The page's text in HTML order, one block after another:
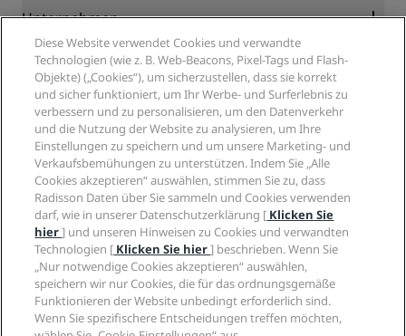
Blog
Neue und aufstrebende Hotels
Radisson Hotels APP
„Sports Approved“-Hotels
Familienfreundliche Hotels
Gesundheit & Sicherheit
Partner
Reisebüros
Unternehmen
Radisson Hotel Group
Medien
Karriere RHG
Karriere PPHE
Karrieren EHL
The Club by RHG
Entwicklungsmöglichkeiten
Responsible Business – Unser Engagement
Einkauf
Rechtliches
Privacy Centre
Rechtliche Hinweise
Radisson Rewards Geschäftsbedingungen
Website-Nutzungsvereinbarung
Digitale Barrierefreiheit
Moderne Sklaverei – Erklärung
Hilfe
Verbrauchermeldungen
Kontakt
FAQ
Inhaltsübersicht
Soziale Medien
Marken von Radisson Hotels
Diese Website verwendet Cookies und verwandte
Technologien (wie z. B. Web-Beacons, Pixel-Tags und Flash-
Objekte) („Cookies“), um sicherzustellen, dass sie korrekt
und sicher funktioniert, um Ihr Werbe- und Surferlebnis zu
verbessern und zu personalisieren, um den Datenverkehr
und die Nutzung der Website zu analysieren, um Ihre
Einstellungen zu speichern und um unsere Marketing- und
Verkaufsbemühungen zu unterstützen. Indem Sie „Alle
Cookies akzeptieren“ auswählen, stimmen Sie zu, dass
Radisson Daten über Sie sammeln und Cookies verwenden
darf, wie in unserer Datenschutzerklärung [ Klicken Sie
hier] und unseren Hinweisen zu Cookies und verwandten
Technologien [ Klicken Sie hier] beschrieben. Wenn Sie
„Nur notwendige Cookies akzeptieren“ auswählen,
speichern wir nur Cookies, die für das ordnungsgemäße
Funktionieren der Website unbedingt erforderlich sind.
Wenn Sie spezifischere Entscheidungen treffen möchten,